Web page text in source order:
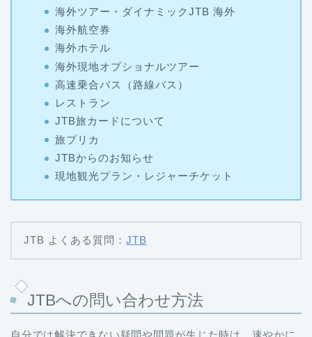
海外ツアー・ダイナミックJTB 海外
海外航空券
海外ホテル
海外現地オプショナルツアー
高速乗合バス（路線バス）
レストラン
JTB旅カードについて
旅プリカ
JTBからのお知らせ
現地観光プラン・レジャーチケット
JTB よくある質問： JTB
JTBへの問い合わせ方法
自分では解決できない疑問や問題が生じた時は、速やかに